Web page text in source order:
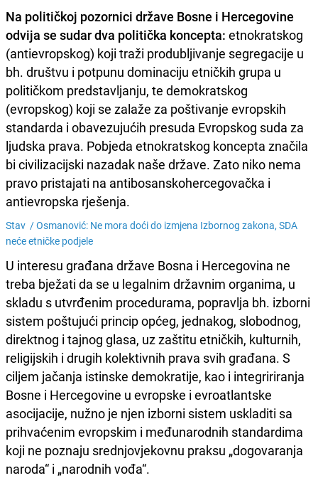
Na političkoj pozornici države Bosne i Hercegovine
odvija se sudar dva politička koncepta: etnokratskog
(antievropskog) koji traži produbljivanje segregacije u
bh. društvu i potpunu dominaciju etničkih grupa u
političkom predstavljanju, te demokratskog
(evropskog) koji se zalaže za poštivanje evropskih
standarda i obavezujućih presuda Evropskog suda za
ljudska prava. Pobjeda etnokratskog koncepta značila
bi civilizacijski nazadak naše države. Zato niko nema
pravo pristajati na antibosanskohercegovačka i
antievropska rješenja.
Stav /Osmanović: Ne mora doći do izmjena Izbornog zakona, SDA
neće etničke podjele
U interesu građana države Bosna i Hercegovina ne
treba bježati da se u legalnim državnim organima, u
skladu s utvrđenim procedurama, popravlja bh. izborni
sistem poštujući princip općeg, jednakog, slobodnog,
direktnog i tajnog glasa, uz zaštitu etničkih, kulturnih,
religijskih i drugih kolektivnih prava svih građana. S
ciljem jačanja istinske demokratije, kao i integririranja
Bosne i Hercegovine u evropske i evroatlantske
asocijacije, nužno je njen izborni sistem uskladiti sa
prihvaćenim evropskim i međunarodnih standardima
koji ne poznaju srednjovjekovnu praksu „dogovaranja
naroda“ i „narodnih vođa“.